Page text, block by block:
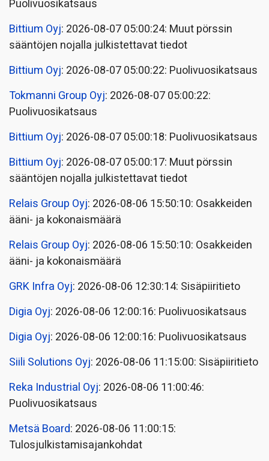
Puolivuosikatsaus
Bittium Oyj: 2026-08-07 05:00:24: Muut pörssin
sääntöjen nojalla julkistettavat tiedot
Bittium Oyj: 2026-08-07 05:00:22: Puolivuosikatsaus
Tokmanni Group Oyj: 2026-08-07 05:00:22:
Puolivuosikatsaus
Bittium Oyj: 2026-08-07 05:00:18: Puolivuosikatsaus
Bittium Oyj: 2026-08-07 05:00:17: Muut pörssin
sääntöjen nojalla julkistettavat tiedot
Relais Group Oyj: 2026-08-06 15:50:10: Osakkeiden
ääni- ja kokonaismäärä
Relais Group Oyj: 2026-08-06 15:50:10: Osakkeiden
ääni- ja kokonaismäärä
GRK Infra Oyj: 2026-08-06 12:30:14: Sisäpiiritieto
Digia Oyj: 2026-08-06 12:00:16: Puolivuosikatsaus
Digia Oyj: 2026-08-06 12:00:16: Puolivuosikatsaus
Siili Solutions Oyj: 2026-08-06 11:15:00: Sisäpiiritieto
Reka Industrial Oyj: 2026-08-06 11:00:46:
Puolivuosikatsaus
Metsä Board: 2026-08-06 11:00:15:
Tulosjulkistamisajankohdat